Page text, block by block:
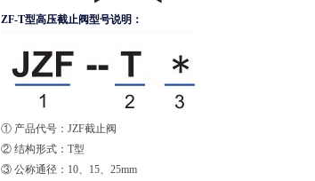
ZF-T型高压截止阀型号说明：
① 产品代号：JZF截止阀
② 结构形式：T型
③ 公称通径：10、15、25mm